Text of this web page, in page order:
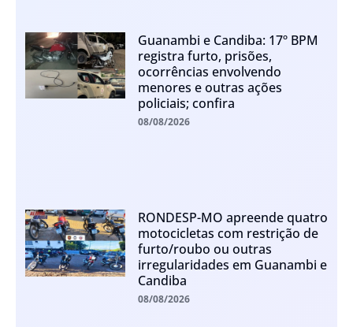
Guanambi e Candiba: 17º BPM
registra furto, prisões,
ocorrências envolvendo
menores e outras ações
policiais; confira
08/08/2026
RONDESP-MO apreende quatro
motocicletas com restrição de
furto/roubo ou outras
irregularidades em Guanambi e
Candiba
08/08/2026